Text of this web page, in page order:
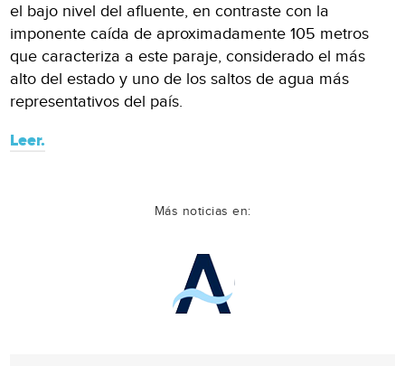
el bajo nivel del afluente, en contraste con la
imponente caída de aproximadamente 105 metros
que caracteriza a este paraje, considerado el más
alto del estado y uno de los saltos de agua más
representativos del país.
Leer.
Más noticias en: